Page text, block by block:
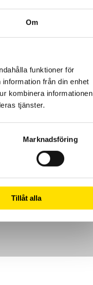
Om
funktioner för
från din enhet
kombinera informationen
tjänster.
Marknadsföring
Tillåt alla